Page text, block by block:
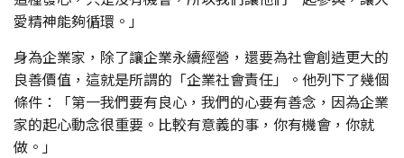
愛精神能夠循環。」
身為企業家，除了讓企業永續經營，還要為社會創造更大的
良善價值，這就是所謂的「企業社會責任」。他列下了幾個
條件：「第一我們要有良心，我們的心要有善念，因為企業
家的起心動念很重要。比較有意義的事，你有機會，你就
做。」